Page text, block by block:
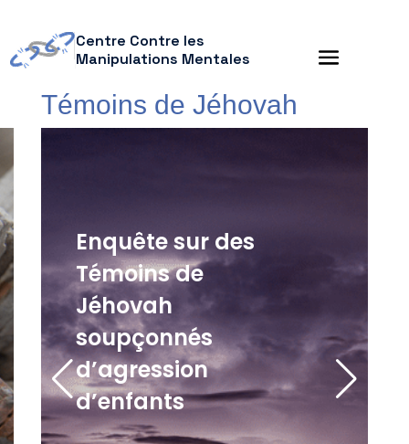
Centre Contre les
Manipulations Mentales
Témoins de Jéhovah
Enquête sur des
Témoins de
Jéhovah
soupçonnés
d’agression
d’enfants